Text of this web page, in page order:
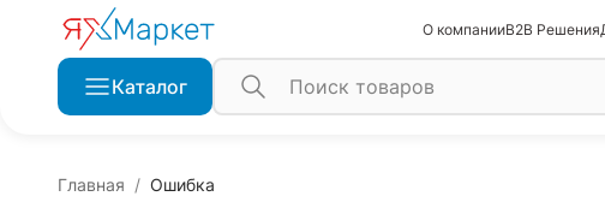
О компанииB2B Решения
Каталог
Главная Ошибка